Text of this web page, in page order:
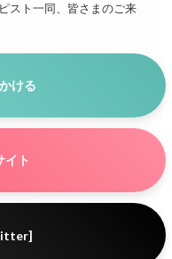
スト一同、皆さまのご来
ける
イト